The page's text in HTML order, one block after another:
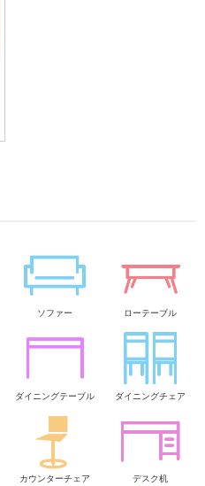
ソファー ローテーブル
ダイニングテーブル ダイニングチェア
カウンターチェア デスク机